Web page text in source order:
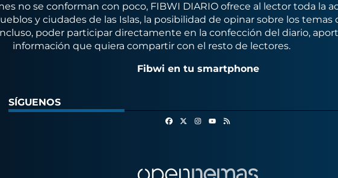
no se conforman con poco, FIBWI DIARIO ofrece al lector toda la
y ciudades de las Islas, la posibilidad de opinar sobre los temas
poder participar directamente en la confección del diario,
información que quiera compartir con el resto de lectores.
Fibwi en tu smartphone
SÍGUENOS
FacebookInstagram